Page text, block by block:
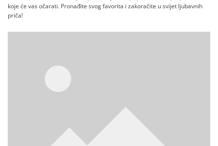
koje će vas očarati. Pronađite svog favorita i zakoračite u svijet ljubavnih
priča!